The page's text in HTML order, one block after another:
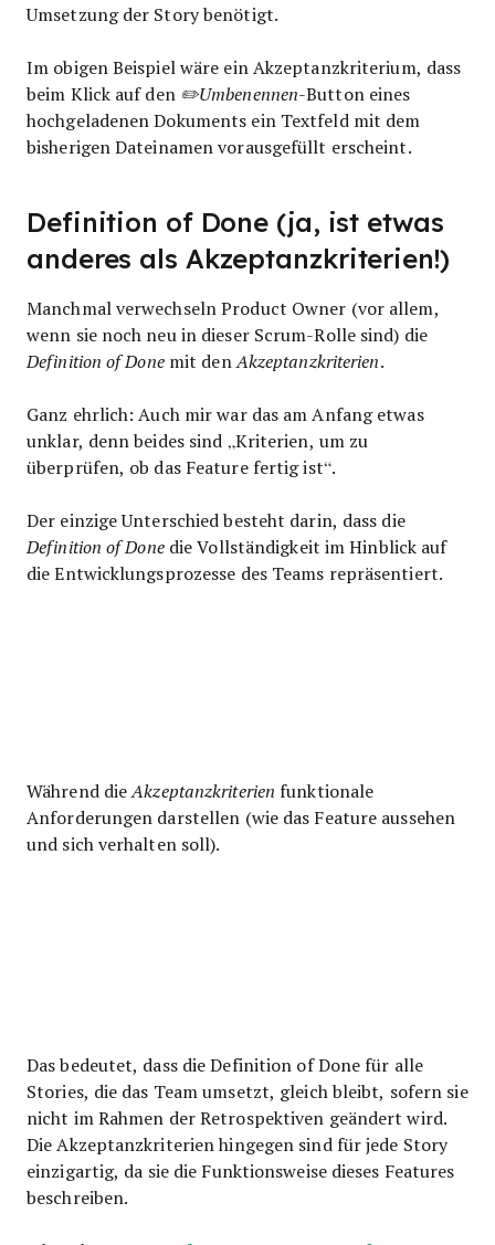
Umsetzung der Story benötigt.
Im obigen Beispiel wäre ein Akzeptanzkriterium, dass
beim Klick auf den ✏️Umbenennen-Button eines
hochgeladenen Dokuments ein Textfeld mit dem
bisherigen Dateinamen vorausgefüllt erscheint.
Definition of Done (ja, ist etwas
anderes als Akzeptanzkriterien!)
Manchmal verwechseln Product Owner (vor allem,
wenn sie noch neu in dieser Scrum-Rolle sind) die
Definition of Donemit den Akzeptanzkriterien.
Ganz ehrlich: Auch mir war das am Anfang etwas
unklar, denn beides sind „Kriterien, um zu
überprüfen, ob das Feature fertig ist“.
Der einzige Unterschied besteht darin, dass die
Definition of Donedie Vollständigkeit im Hinblick auf
die Entwicklungsprozesse des Teams repräsentiert.
Während die Akzeptanzkriterien funktionale
Anforderungen darstellen (wie das Feature aussehen
und sich verhalten soll).
Das bedeutet, dass die Definition of Done für alle
Stories, die das Team umsetzt, gleich bleibt, sofern sie
nicht im Rahmen der Retrospektiven geändert wird.
Die Akzeptanzkriterien hingegen sind für jede Story
einzigartig, da sie die Funktionsweise dieses Features
beschreiben.